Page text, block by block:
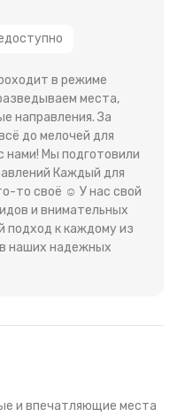
в режиме
места,
направления. За
до мелочей для
нами! Мы подготовили
Каждый для
то своё ☺ У нас свой
и внимательных
подход к каждому из
наших надежных
и впечатляющие места